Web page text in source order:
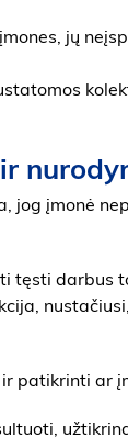
jų
jog įmonė
tęsti darbus
patikrinti ar